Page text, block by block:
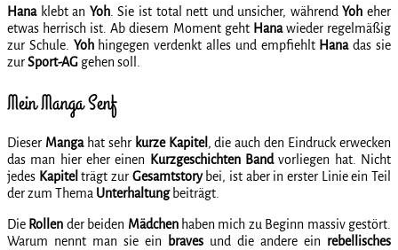
Hanaklebt an Yoh. Sie ist total nett und unsicher, währendYoh eher
etwas herrisch ist. Ab diesem Moment geht Hanawieder regelmäßig
zur Schule. Yohhingegen verdenkt alles und empfiehlt Hanadas sie
zurSport-AG gehen soll.
Mein Manga Senf
Dieser Mangahat sehr kurze Kapitel , die auch den Eindruck erwecken
das man hier eher einen Kurzgeschichten Bandvorliegen hat. Nicht
jedes Kapitel trägt zur Gesamtstorybei, ist aber in erster Linie ein Teil
der zum Thema Unterhaltungbeiträgt.
Die Rollen der beiden Mädchenhaben mich zu Beginn massiv gestört.
Warum nennt man sie ein braves und die andere ein rebellisches